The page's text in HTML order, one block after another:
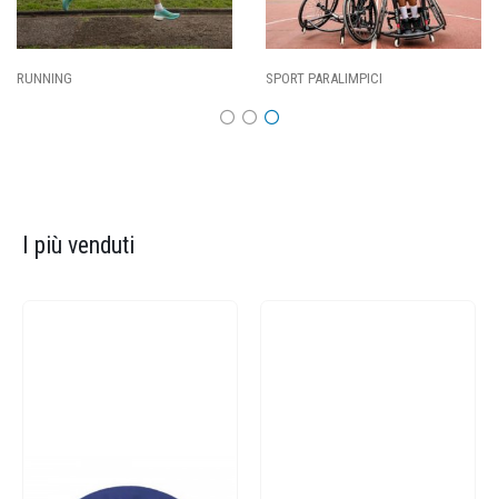
SPORT PARALIMPICI
I più venduti